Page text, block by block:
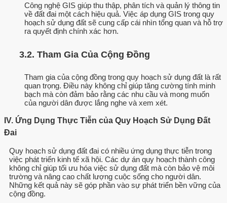
Công nghệ GIS giúp thu thập, phân tích và quản lý thông tin
về đất đai một cách hiệu quả. Việc áp dụng GIS trong quy
hoạch sử dụng đất sẽ cung cấp cái nhìn tổng quan và hỗ trợ
ra quyết định chính xác hơn.
3.2. Tham Gia Của Cộng Đồng
Tham gia của cộng đồng trong quy hoạch sử dụng đất là rất
quan trọng. Điều này không chỉ giúp tăng cường tính minh
bạch mà còn đảm bảo rằng các nhu cầu và mong muốn
của người dân được lắng nghe và xem xét.
IV. Ứng Dụng Thực Tiễn của Quy Hoạch Sử Dụng Đất
Đai
Quy hoạch sử dụng đất đai có nhiều ứng dụng thực tiễn trong
việc phát triển kinh tế xã hội. Các dự án quy hoạch thành công
không chỉ giúp tối ưu hóa việc sử dụng đất mà còn bảo vệ môi
trường và nâng cao chất lượng cuộc sống cho người dân.
Những kết quả này sẽ góp phần vào sự phát triển bền vững của
cộng đồng.